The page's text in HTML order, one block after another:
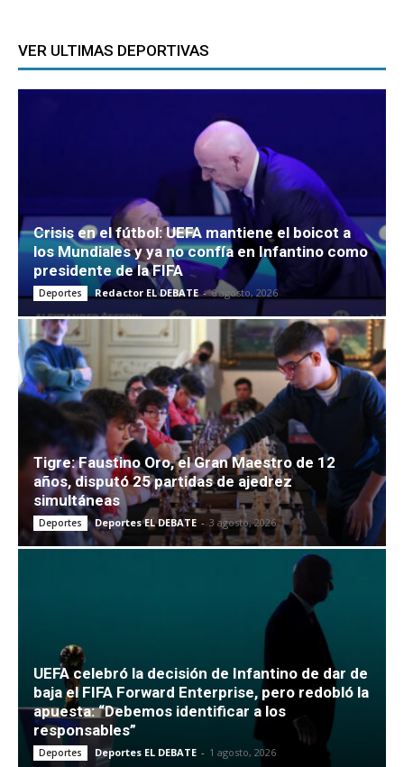
VER ULTIMAS DEPORTIVAS
Crisis en el fútbol: UEFA mantiene el boicot a
los Mundiales y ya no confía en Infantino como
presidente de la FIFA
Deportes Redactor EL DEBATE - 6 agosto, 2026
Tigre: Faustino Oro, el Gran Maestro de 12
años, disputó 25 partidas de ajedrez
simultáneas
Deportes Deportes EL DEBATE - 3 agosto, 2026
UEFA celebró la decisión de Infantino de dar de
baja el FIFA Forward Enterprise, pero redobló la
apuesta: “Debemos identificar a los
responsables”
Deportes Deportes EL DEBATE - 1 agosto, 2026